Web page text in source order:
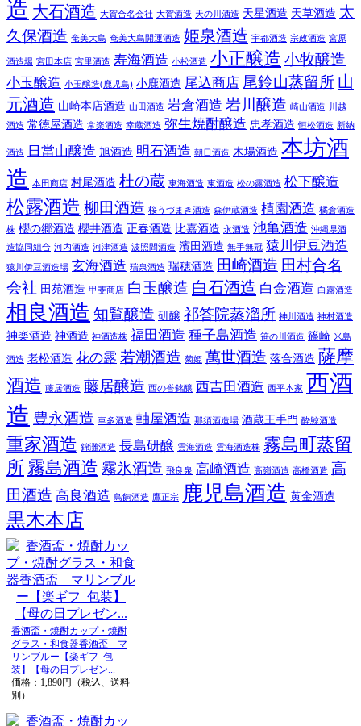
造 大石酒造 大賀合名会社 大賀酒造 天の川酒造 天星酒造 天草酒造 太
久保酒造 奄美大島 奄美大島開運酒造 姫泉酒造 宇都酒造 宗政酒造 宮原
酒造場 宮田本店 宮里酒造 寿海酒造 小松酒造 小正醸造 小牧醸造
小玉醸造 小玉醸造(鹿児島) 小鹿酒造 尾込商店 尾鈴山蒸留所 山
元酒造 山崎本店酒造 山田酒造 岩倉酒造 岩川醸造 崎山酒造 川越
酒造 常徳屋酒造 常楽酒造 幸蔵酒造 弥生焼酎醸造 忠孝酒造 恒松酒造 新納
酒造 日當山醸造 旭酒造 明石酒造 朝日酒造 木場酒造 本坊酒
造 本田商店 村尾酒造 杜の蔵 東海酒造 東酒造 松の露酒造 松下醸造
松露酒造 柳田酒造 桜うづまき酒造 森伊蔵酒造 植園酒造 橘倉酒造
株 櫻の郷酒造 櫻井酒造 正春酒造 比嘉酒造 永酒造 池亀酒造 沖縄県酒
造協同組合 河内酒造 河津酒造 波照間酒造 濱田酒造 無手無冠 猿川伊豆酒造
猿川伊豆酒造場 玄海酒造 瑞泉酒造 瑞穂酒造 田崎酒造 田村合名
会社 田苑酒造 甲斐商店 白玉醸造 白石酒造 白金酒造 白露酒造
相良酒造 知覧醸造 研醸 祁答院蒸溜所 神川酒造 神村酒造
神楽酒造 神酒造 神酒造株 福田酒造 種子島酒造 笹の川酒造 篠崎 米島
酒造 老松酒造 花の露 若潮酒造 菊姫 萬世酒造 落合酒造 薩摩
酒造 藤居酒造 藤居醸造 西の誉銘醸 西吉田酒造 西平本家 西酒
造 豊永酒造 車多酒造 軸屋酒造 那須酒造場 酒蔵王手門 酔鯨酒造
重家酒造 錦灘酒造 長島研醸 雲海酒造 雲海酒造株 霧島町蒸留
所 霧島酒造 霧氷酒造 飛良泉 高崎酒造 高嶺酒造 高橋酒造 高
田酒造 高良酒造 鳥飼酒造 鷹正宗 鹿児島酒造 黄金酒造
黒木本店
香酒盃・焼酎カップ・焼酎
グラス・和食器香酒盃 マ
リンブルー【楽ギフ_包
装】【母の日プレゼン...
価格：1,890円（税込、送料
別）